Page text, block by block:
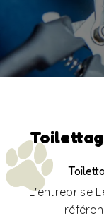
L'entreprise